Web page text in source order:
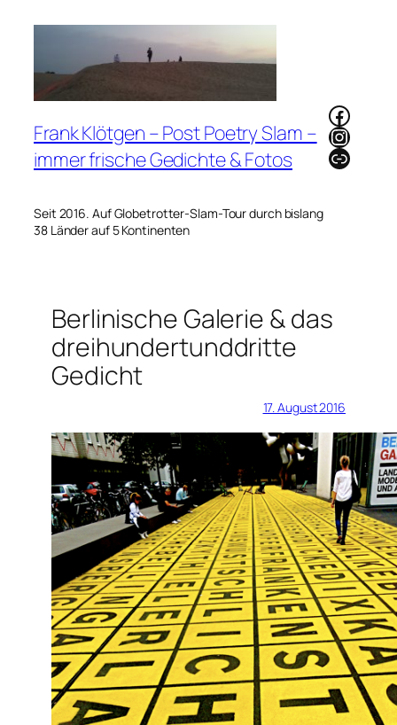
Frank Klötgen – Post Poetry Slam –
immer frische Gedichte & Fotos
Seit 2016. Auf Globetrotter-Slam-Tour durch bislang
38 Länder auf 5 Kontinenten
Link
Berlinische Galerie & das
dreihundertunddritte
Gedicht
17. August 2016